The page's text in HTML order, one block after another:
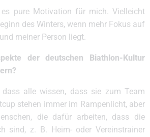
pure Motivation für mich. Vielleicht
des Winters, wenn mehr Fokus auf
meiner Person liegt.
der deutschen Biathlon-Kultur
alle wissen, dass sie zum Team
stehen immer im Rampenlicht, aber
die dafür arbeiten, dass die
sind, z. B. Heim- oder Vereinstrainer